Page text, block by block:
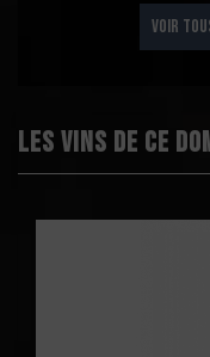
RayonsVOIR
Les vins de ce